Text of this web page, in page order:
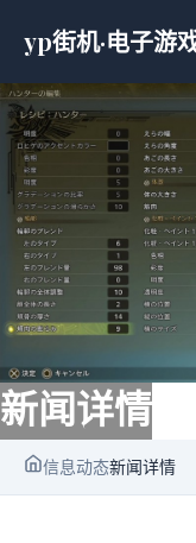
yp街机·电子游
新闻详情
信息动态新闻详情